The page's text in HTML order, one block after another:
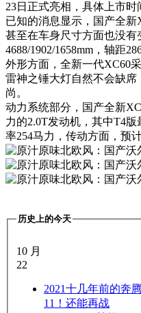
23日正式亮相，具体上市时
已知的消息显示，国产全新
甚至在车身尺寸方面也没有
4688/1902/1658mm，轴距
外形方面，全新一代XC60
雷神之锤大灯自然不会缺
尚。
动力系统部分，国产全新
力的2.0T发动机，其中T4
率254马力，传动方面，预
历史上的今天
10 月
22
2021十几年前的奔
11！还能再战